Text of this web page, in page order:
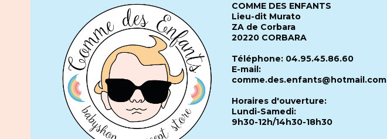
COMME DES ENFANTS
Lieu-dit Murato
ZA de Corbara
20220 CORBARA
Téléphone: 04.95.45.86.60
E-mail:
comme.des.enfants@hotmail.com
Horaires d'ouverture:
Lundi-Samedi:
9h30-12h/14h30-18h30